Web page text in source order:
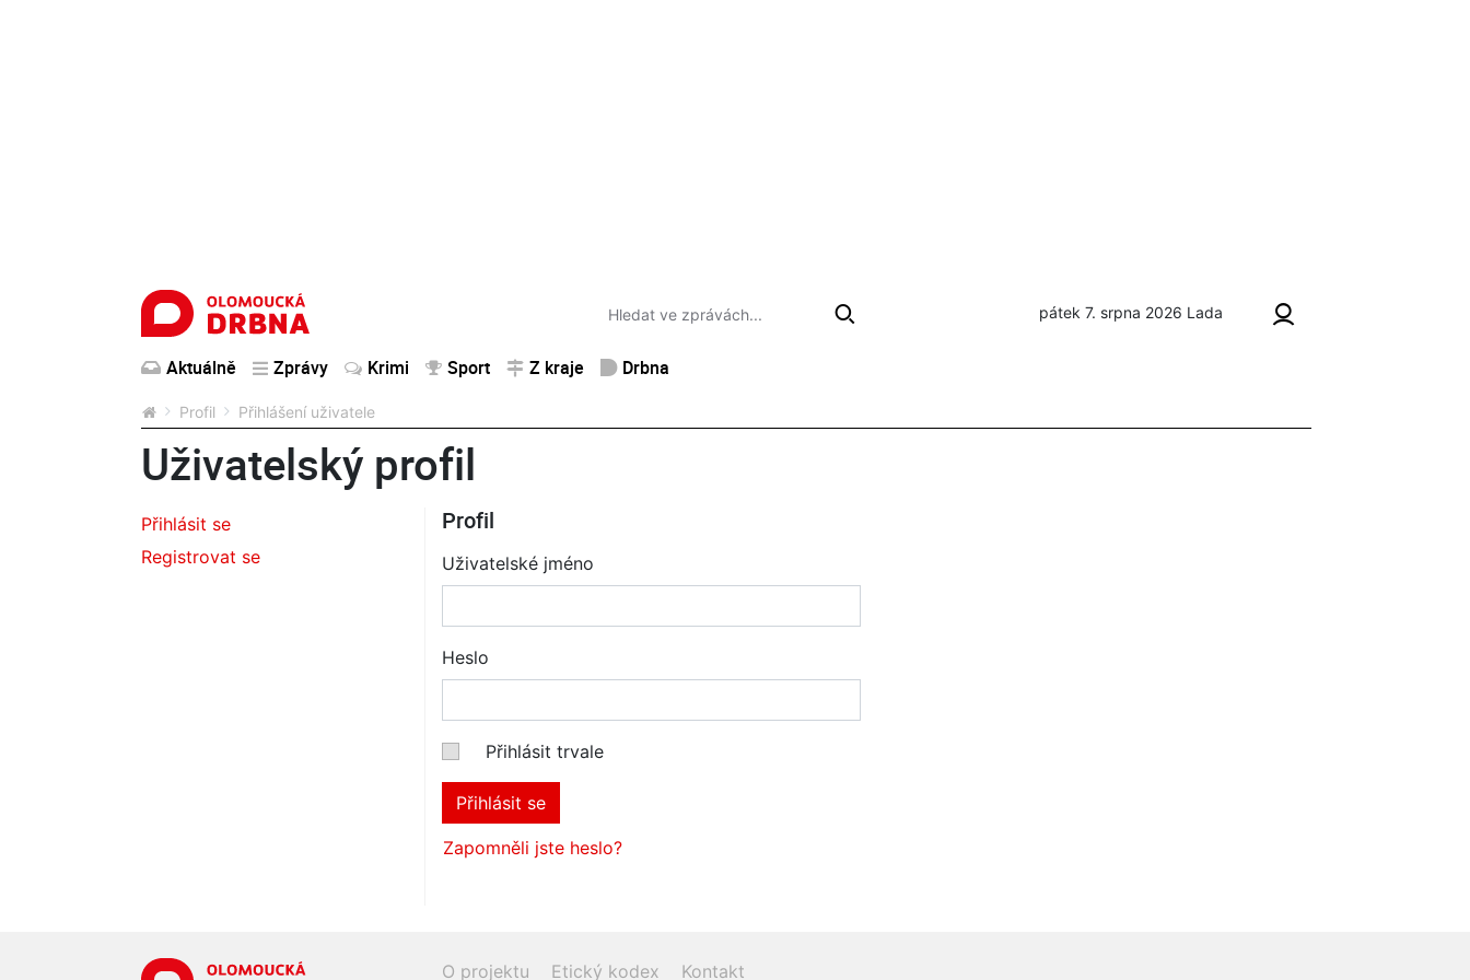
pátek 7. srpna 2026 Lada
Aktuálně Zprávy Krimi Sport Z kraje Drbna
Profil Přihlášení uživatele
Uživatelský profil
Přihlásit se
Registrovat se
Profil
Uživatelské jméno
Heslo
Přihlásit trvale
Přihlásit se
Zapomněli jste heslo?
O projektu Etický kodex Kontakt